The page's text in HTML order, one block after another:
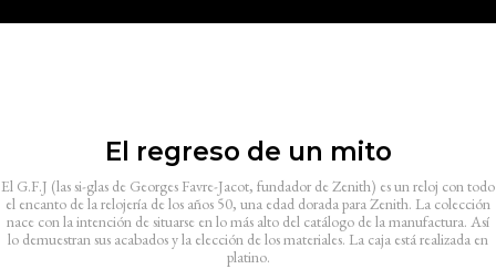
El regreso de un mito
El G.F.J (las si-glas de Georges Favre-Jacot, fundador de Zenith) es un reloj con todo
el encanto de la relojería de los años 50, una edad dorada para Zenith. La colección
nace con la intención de situarse en lo más alto del catálogo de la manufactura. Así
lo demuestran sus acabados y la elección de los materiales. La caja está realizada en
platino.